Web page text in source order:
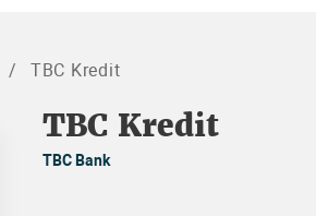
TBC Kredit
TBC Kredit
TBC Bank